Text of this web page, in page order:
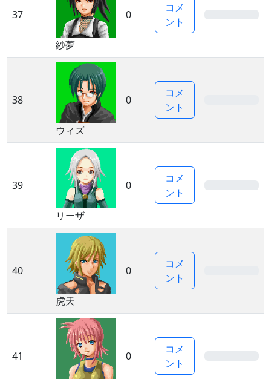
37
紗夢
0
コメ
ント
38
ウィズ
0
コメ
ント
39
リーザ
0
コメ
ント
40
虎天
0
コメ
ント
41 0
コメ
ント